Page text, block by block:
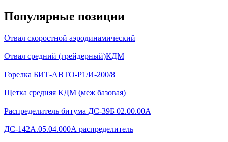
Популярные позиции
Отвал скоростной аэродинамический
Отвал средний (грейдерный)КДМ
Горелка БИТ-АВТО-Р1/И-200/8
Щетка средняя КДМ (меж базовая)
Распределитель битума ДС-39Б 02.00.00А
ДС-142А.05.04.000А распределитель